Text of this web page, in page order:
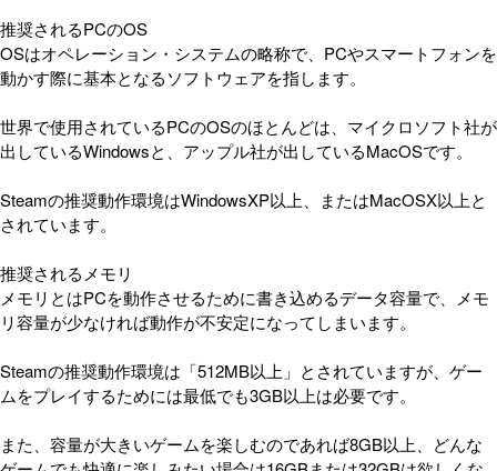
推奨されるPCのOS
OSはオペレーション・システムの略称で、PCやスマートフォンを
動かす際に基本となるソフトウェアを指します。
世界で使用されているPCのOSのほとんどは、マイクロソフト社が
出しているWindowsと、アップル社が出しているMacOSです。
Steamの推奨動作環境はWindowsXP以上、またはMacOSX以上と
されています。
推奨されるメモリ
メモリとはPCを動作させるために書き込めるデータ容量で、メモ
リ容量が少なければ動作が不安定になってしまいます。
Steamの推奨動作環境は「512MB以上」とされていますが、ゲー
ムをプレイするためには最低でも3GB以上は必要です。
また、容量が大きいゲームを楽しむのであれば8GB以上、どんな